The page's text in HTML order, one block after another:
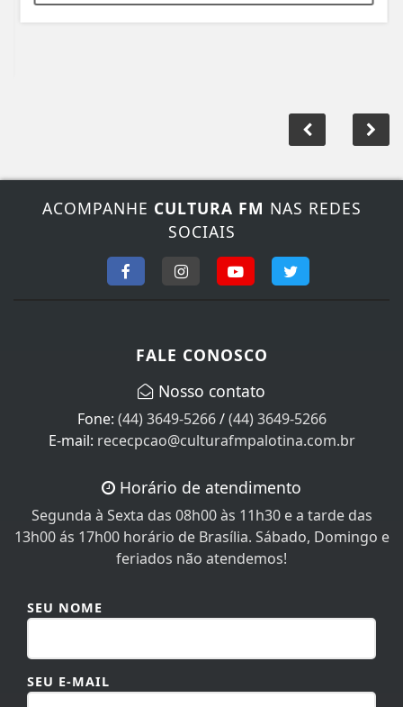
NAS REDES
SOCIAIS
(44) 3649-5266/(44) 3649-5266
rececpcao@culturafmpalotina.com.br
Horário de atendimento
13h00 ás 17h00 horário de Brasília. Sábado, Domingo e
SEU E-MAIL
SEU TELEFONE